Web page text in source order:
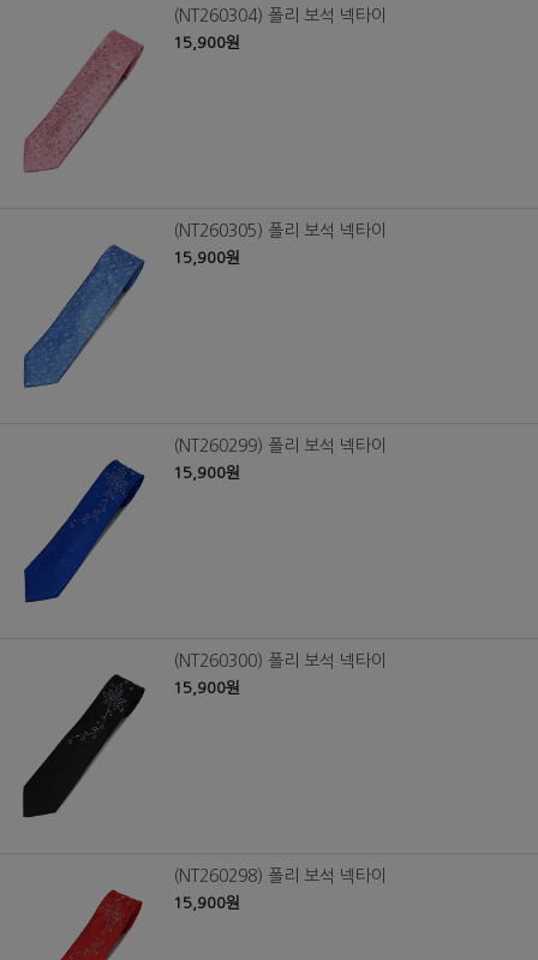
(NT260304) 폴리 보석 넥타이
15,900원
(NT260305) 폴리 보석 넥타이
15,900원
(NT260299) 폴리 보석 넥타이
15,900원
(NT260300) 폴리 보석 넥타이
15,900원
(NT260298) 폴리 보석 넥타이
15,900원